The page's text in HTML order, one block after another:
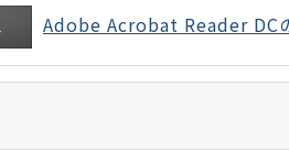
Adobe Acrobat Reader DC